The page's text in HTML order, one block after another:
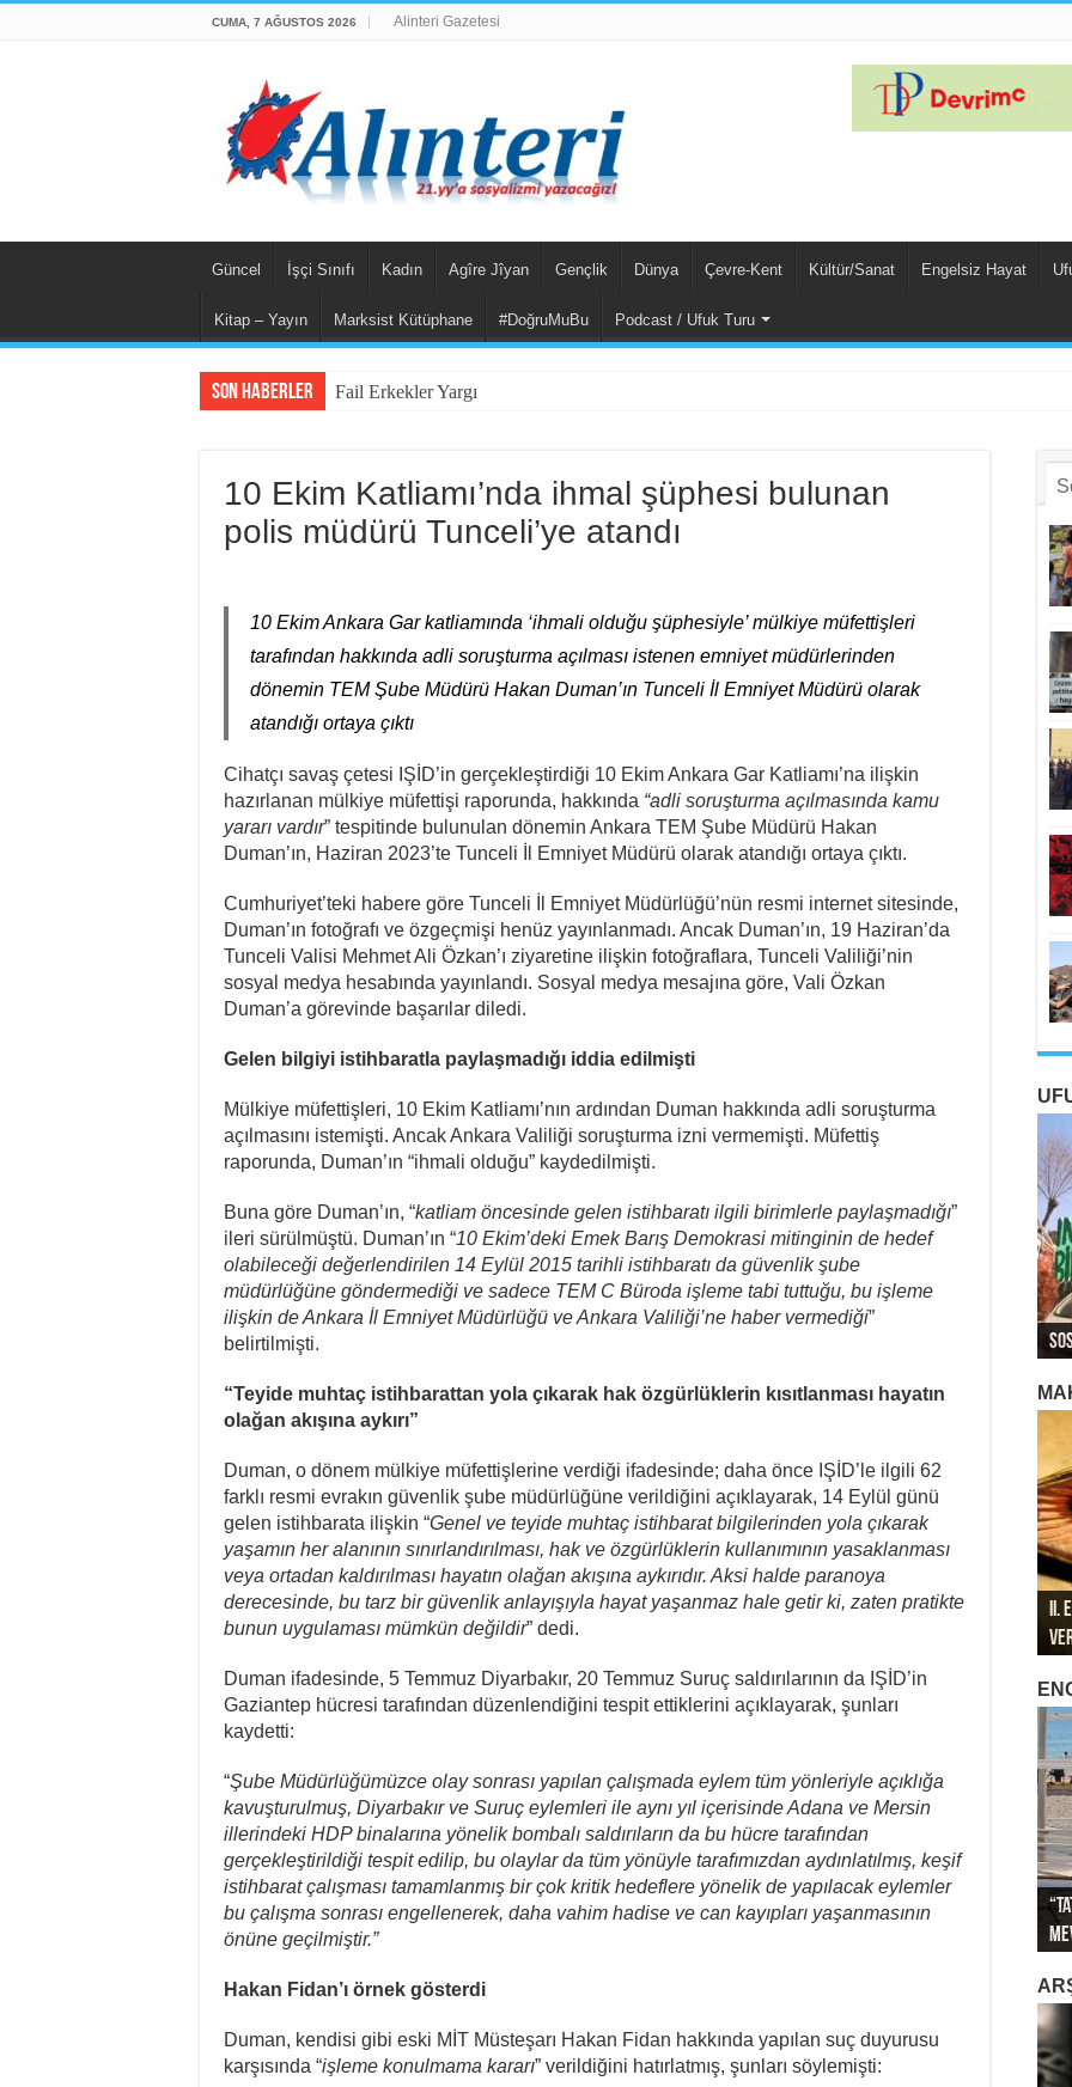
CUMA, 7 AĞUSTOS 2026 Alinteri Gazetesi
Güncel İşçi Sınıfı Kadın Agîre Jîyan Gençlik Dünya Çevre-Kent Kültür/Sanat Engelsiz Hayat
Kitap – Yayın Marksist Kütüphane #DoğruMuBu Podcast / Ufuk Turu
Son Haberler Fail Erkekler Yargıda Hem Suçlu Hem Güçlü!
10 Ekim Katliamı’nda ihmal şüphesi bulunan
polis müdürü Tunceli’ye atandı
10 Ekim Ankara Gar katliamında ‘ihmali olduğu şüphesiyle’ mülkiye müfettişleri
tarafından hakkında adli soruşturma açılması istenen emniyet müdürlerinden
dönemin TEM Şube Müdürü Hakan Duman’ın Tunceli İl Emniyet Müdürü olarak
atandığı ortaya çıktı
Cihatçı savaş çetesi IŞİD’in gerçekleştirdiği 10 Ekim Ankara Gar Katliamı’na ilişkin
hazırlanan mülkiye müfettişi raporunda, hakkında “adli soruşturma açılmasında kamu
yararı vardır” tespitinde bulunulan dönemin Ankara TEM Şube Müdürü Hakan
Duman’ın, Haziran 2023’te Tunceli İl Emniyet Müdürü olarak atandığı ortaya çıktı.
Cumhuriyet’teki habere göre Tunceli İl Emniyet Müdürlüğü’nün resmi internet sitesinde,
Duman’ın fotoğrafı ve özgeçmişi henüz yayınlanmadı. Ancak Duman’ın, 19 Haziran’da
Tunceli Valisi Mehmet Ali Özkan’ı ziyaretine ilişkin fotoğraflara, Tunceli Valiliği’nin
sosyal medya hesabında yayınlandı. Sosyal medya mesajına göre, Vali Özkan
Duman’a görevinde başarılar diledi.
Gelen bilgiyi istihbaratla paylaşmadığı iddia edilmişti
Mülkiye müfettişleri, 10 Ekim Katliamı’nın ardından Duman hakkında adli soruşturma
açılmasını istemişti. Ancak Ankara Valiliği soruşturma izni vermemişti. Müfettiş
raporunda, Duman’ın “ihmali olduğu” kaydedilmişti.
Buna göre Duman’ın, “katliam öncesinde gelen istihbaratı ilgili birimlerle paylaşmadığı”
ileri sürülmüştü. Duman’ın “10 Ekim’deki Emek Barış Demokrasi mitinginin de hedef
olabileceği değerlendirilen 14 Eylül 2015 tarihli istihbaratı da güvenlik şube
müdürlüğüne göndermediği ve sadece TEM C Büroda işleme tabi tuttuğu, bu işleme
ilişkin de Ankara İl Emniyet Müdürlüğü ve Ankara Valiliği’ne haber vermediği”
belirtilmişti.
“Teyide muhtaç istihbarattan yola çıkarak hak özgürlüklerin kısıtlanması hayatın
olağan akışına aykırı”
Duman, o dönem mülkiye müfettişlerine verdiği ifadesinde; daha önce IŞİD’le ilgili 62
farklı resmi evrakın güvenlik şube müdürlüğüne verildiğini açıklayarak, 14 Eylül günü
gelen istihbarata ilişkin “Genel ve teyide muhtaç istihbarat bilgilerinden yola çıkarak
yaşamın her alanının sınırlandırılması, hak ve özgürlüklerin kullanımının yasaklanması
veya ortadan kaldırılması hayatın olağan akışına aykırıdır. Aksi halde paranoya
derecesinde, bu tarz bir güvenlik anlayışıyla hayat yaşanmaz hale getir ki, zaten pratikte
bunun uygulaması mümkün değildir” dedi.
Duman ifadesinde, 5 Temmuz Diyarbakır, 20 Temmuz Suruç saldırılarının da IŞİD’in
Gaziantep hücresi tarafından düzenlendiğini tespit ettiklerini açıklayarak, şunları
kaydetti:
“Şube Müdürlüğümüzce olay sonrası yapılan çalışmada eylem tüm yönleriyle açıklığa
kavuşturulmuş, Diyarbakır ve Suruç eylemleri ile aynı yıl içerisinde Adana ve Mersin
illerindeki HDP binalarına yönelik bombalı saldırıların da bu hücre tarafından
gerçekleştirildiği tespit edilip, bu olaylar da tüm yönüyle tarafımızdan aydınlatılmış, keşif
istihbarat çalışması tamamlanmış bir çok kritik hedeflere yönelik de yapılacak eylemler
bu çalışma sonrası engellenerek, daha vahim hadise ve can kayıpları yaşanmasının
önüne geçilmiştir.”
Hakan Fidan’ı örnek gösterdi
Duman, kendisi gibi eski MİT Müsteşarı Hakan Fidan hakkında yapılan suç duyurusu
karşısında “işleme konulmama kararı” verildiğini hatırlatmış, şunları söylemişti:
II.